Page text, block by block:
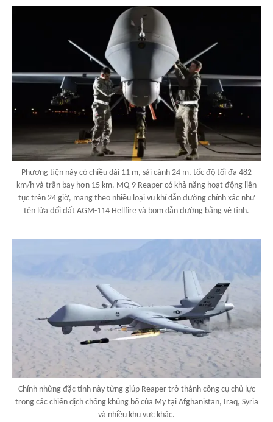
Phương tiện này có chiều dài 11 m, sải cánh 24 m, tốc độ tối đa 482
km/h và trần bay hơn 15 km. MQ-9 Reaper có khả năng hoạt động liên
tục trên 24 giờ, mang theo nhiều loại vũ khí dẫn đường chính xác như
tên lửa đối đất AGM-114 Hellfire và bom dẫn đường bằng vệ tinh.
Chính những đặc tính này từng giúp Reaper trở thành công cụ chủ lực
trong các chiến dịch chống khủng bố của Mỹ tại Afghanistan, Iraq, Syria
và nhiều khu vực khác.